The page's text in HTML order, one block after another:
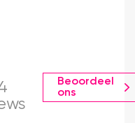
Beoordeel
ons